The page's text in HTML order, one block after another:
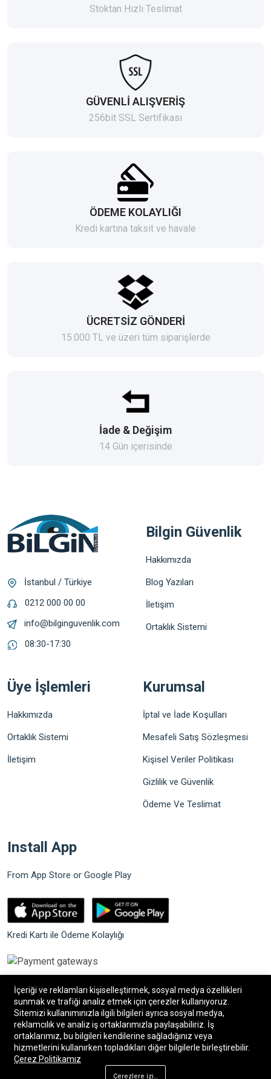
Stoktan Hızlı Teslimat
GÜVENLİ ALIŞVERİŞ
256bit SSL Sertifikası
ÖDEME KOLAYLIĞI
Kredi kartına taksit ve havale
ÜCRETSİZ GÖNDERİ
15.000 TL ve üzeri tüm siparişlerde
İade & Değişim
14 Gün içerisinde
İstanbul / Türkiye
0212 000 00 00
info@bilginguvenlik.com
08:30-17:30
Bilgin Güvenlik
Hakkımızda
Blog Yazıları
İletişim
Ortaklık Sistemi
Üye İşlemleri
Hakkımızda
Ortaklık Sistemi
İletişim
Kurumsal
İptal ve İade Koşulları
Mesafeli Satış Sözleşmesi
Kişisel Veriler Politikası
Gizlilik ve Güvenlik
Ödeme Ve Teslimat
Install App
From App Store or Google Play
Kredi Kartı ile Ödeme Kolaylığı
©2026 Bilgin Güvenlik Sistemleri. Tüm hakları saklıdır.
Bilişim34®|
hazırlanmıştır.
İçeriği ve reklamları kişiselleştirmek, sosyal medya özellikleri
sunmak ve trafiği analiz etmek için çerezler kullanıyoruz.
Sitemizi kullanımınızla ilgili bilgileri ayrıca sosyal medya,
reklamcılık ve analiz iş ortaklarımızla paylaşabiliriz. İş
ortaklarımız, bu bilgileri kendilerine sağladığınız veya
hizmetlerini kullanırken topladıkları diğer bilgilerle birleştirebilir.
Çerez Politikamız
Çerezlere izin ver